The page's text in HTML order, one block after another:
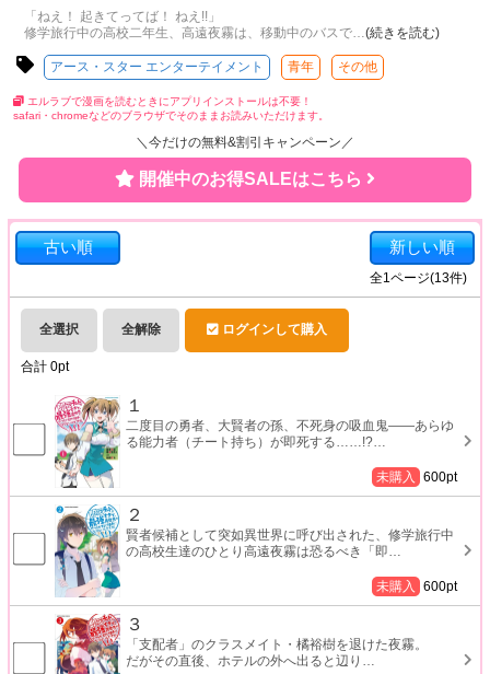
「ねえ！ 起きてってば！ ねえ!!」
修学旅行中の高校二年生、高遠夜霧は、移動中のバスで
(続きを読む)
アース・スター エンターテイメント 青年 その他
エルラブで漫画を読むときにアプリインストールは不要！
safari・chromeなどのブラウザでそのままお読みいただけます。
＼今だけの無料&割引キャンペーン／
開催中のお得SALEはこちら
古い順 新しい順
全1 ページ(13件)
全選択 全解除 ログインして購入
合計 0pt
１
二度目の勇者、大賢者の孫、不死身の吸血鬼――あらゆ
る能力者（チート持ち）が即死する……!?
未購入 600pt
２
賢者候補として突如異世界に呼び出された、修学旅行中
の高校生達のひとり高遠夜霧は恐るべき「即
未購入 600pt
３
「支配者」のクラスメイト・橘裕樹を退けた夜霧。
だがその直後、ホテルの外へ出ると辺り